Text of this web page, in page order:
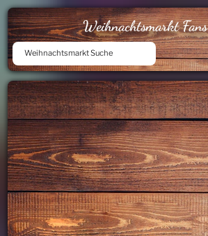
Weihnachtsmarkt Fans
Weihnachtsmarkt Suche